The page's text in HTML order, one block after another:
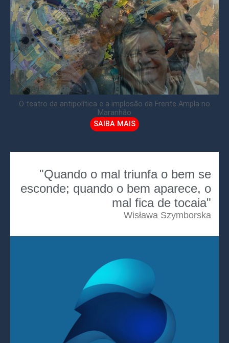
O teatro da antipolítica e a implosão da Frente Ampla no
Maranhão
SAIBA MAIS
"Quando o mal triunfa o bem se
esconde; quando o bem aparece, o
mal fica de tocaia"
Wisława Szymborska